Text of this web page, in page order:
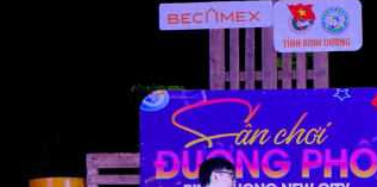
động lực tăng trưởng mới của Việt Nam
chính quyền địa phương hai cấp trong